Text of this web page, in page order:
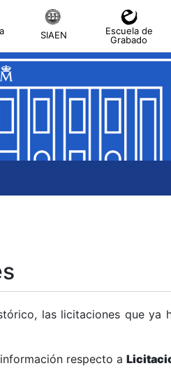
SIAEN
Escuela de
Grabado
las licitaciones que ya
respecto a